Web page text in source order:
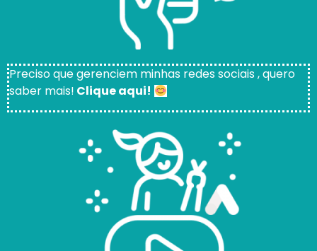
Preciso que gerenciem minhas redes sociais , quero
saber mais! Clique aqui!